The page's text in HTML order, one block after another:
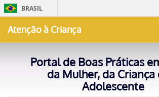
BRASIL
Acesso à
Atenção à Criança
Portal de Boas Práticas
da Mulher, da Criança
Adolescente